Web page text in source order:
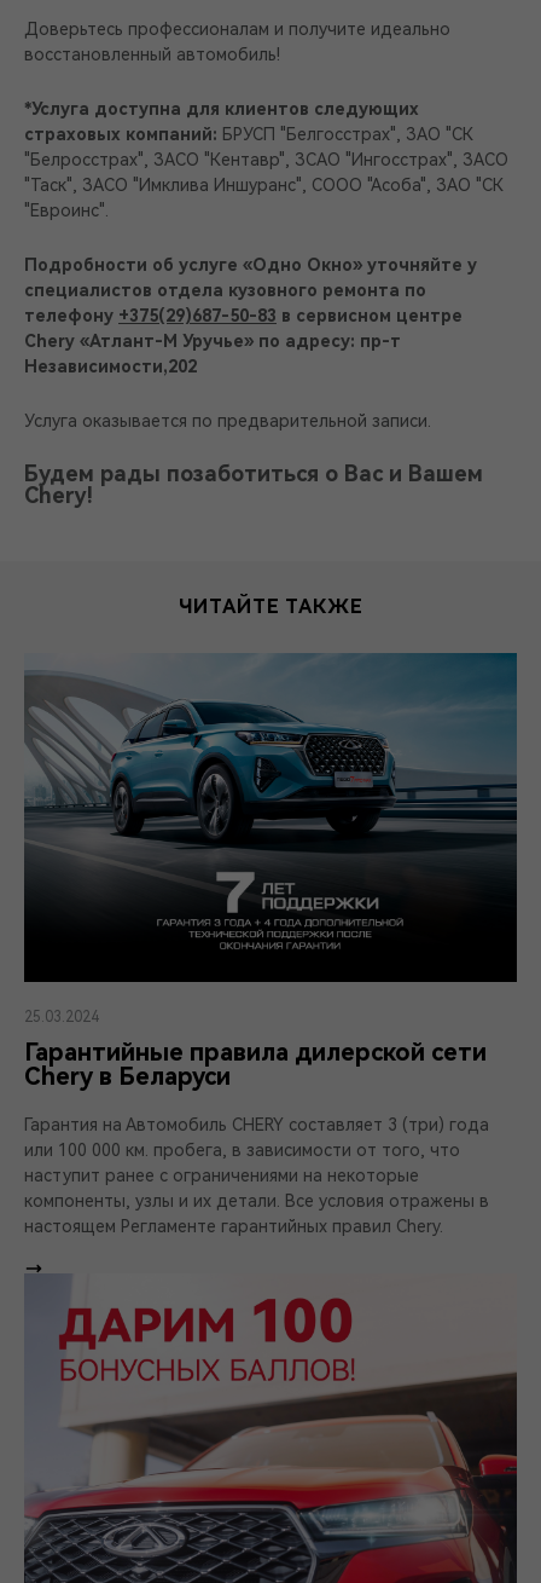
Доверьтесь профессионалам и получите идеально
восстановленный автомобиль!
*Услуга доступна для клиентов следующих
страховых компаний: БРУСП "Белгосстрах", ЗАО "СК
"Белросстрах", ЗАСО "Кентавр", ЗСАО "Ингосстрах", ЗАСО
"Таск", ЗАСО "Имклива Иншуранс", СООО "Асоба", ЗАО "СК
"Евроинс".
Подробности об услуге «Одно Окно» уточняйте у
специалистов отдела кузовного ремонта по
телефону +375(29)687-50-83 в сервисном центре
Chery «Атлант-М Уручье» по адресу: пр-т
Независимости,202
Услуга оказывается по предварительной записи.
Будем рады позаботиться о Вас и Вашем
Chery!
ЧИТАЙТЕ ТАКЖЕ
25.03.2024
Гарантийные правила дилерской сети
Chery в Беларуси
Гарантия на Автомобиль CHERY составляет 3 (три) года
или 100 000 км. пробега, в зависимости от того, что
наступит ранее с ограничениями на некоторые
компоненты, узлы и их детали. Все условия отражены в
настоящем Регламенте гарантийных правил Chery.